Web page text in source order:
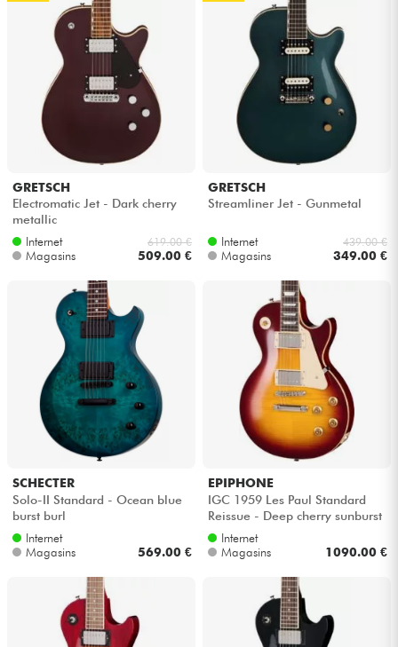
GRETSCH
Electromatic Jet - Dark cherry
metallic
Internet
Magasins
619.00 €
509.00 €
GRETSCH
Streamliner Jet - Gunmetal
Internet
Magasins
439.00 €
349.00 €
SCHECTER
Solo-II Standard - Ocean blue
burst burl
Internet
Magasins
569.00 €
EPIPHONE
IGC 1959 Les Paul Standard
Reissue - Deep cherry sunburst
Internet
Magasins
1090.00 €